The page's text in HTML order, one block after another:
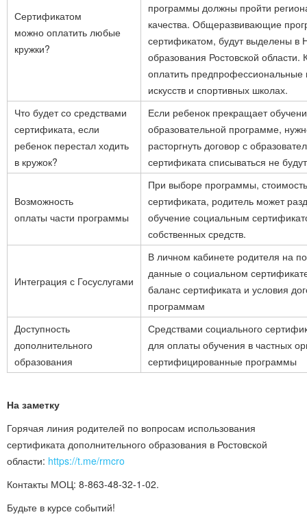
Сертификатом
можно оплатить любые
кружки?
программы должны пройти
качества. Общеразвивающие
сертификатом, будут выделены в
образования Ростовской
оплатить
искусств и спортивных школах.
Что будет со средствами
сертификата, если
ребенок перестал ходить
в кружок?
Если ребенок прекращает
образовательной программе,
расторгнуть договор с
сертификата списываться не
Возможность
оплаты части программы
При выборе программы,
сертификата, родитель может
обучение социальным
собственных средств.
Интеграция с Госуслугами
В личном кабинете родителя на
данные о социальном
баланс сертификата и условия
программам
Доступность
дополнительного
образования
Средствами социального
для оплаты обучения в частных
сертифицированные программы
На заметку
Горячая линия родителей по вопросам использования
сертификата дополнительного образования в Ростовской
области: https://t.me/rmcro
Контакты МОЦ: 8-863-48-32-1-02.
Будьте в курсе событий!